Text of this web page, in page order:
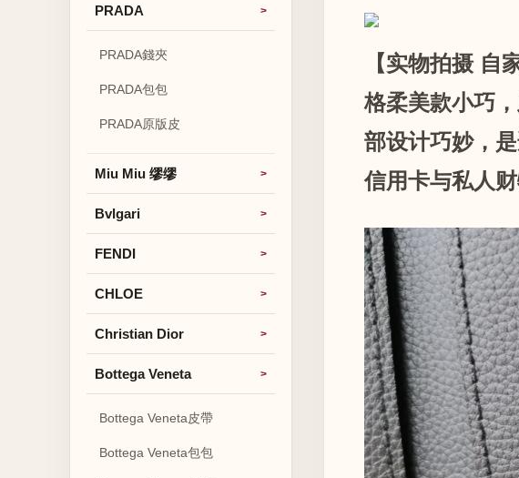
PRADA
PRADA錢夾
PRADA包包
PRADA原版皮
Miu Miu 缪缪
Bvlgari
FENDI
CHLOE
Christian Dior
Bottega Veneta
Bottega Veneta皮帶
Bottega Veneta包包
【实物拍摄 自
格柔美款小巧
部设计巧妙，
信用卡与私人